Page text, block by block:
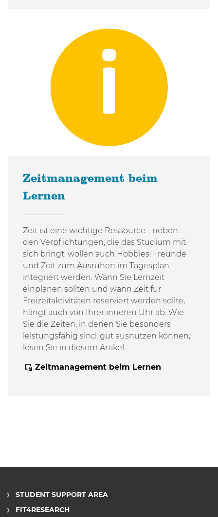
Zeitmanagement beim
Lernen
Zeit ist eine wichtige Ressource - neben
den Verpflichtungen, die das Studium mit
sich bringt, wollen auch Hobbies, Freunde
und Zeit zum Ausruhen im Tagesplan
integriert werden. Wann Sie Lernzeit
einplanen sollten und wann Zeit für
Freizeitaktivitäten reserviert werden sollte,
hängt auch von Ihrer inneren Uhr ab. Wie
Sie die Zeiten, in denen Sie besonders
leistungsfähig sind, gut ausnutzen können,
lesen Sie in diesem Artikel.
Zeitmanagement beim Lernen
STUDENT SUPPORT AREA
FIT4RESEARCH